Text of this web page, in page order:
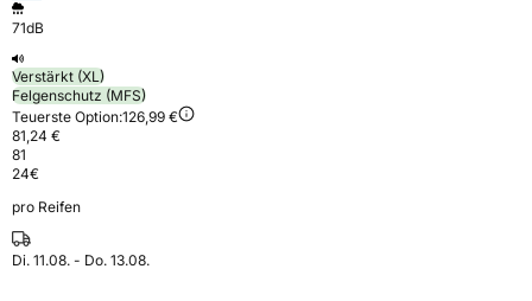
71dB
Verstärkt (XL)
Felgenschutz (MFS)
Teuerste Option:126,99 €
81,24 €
81
24€
pro Reifen
Di. 11.08. - Do. 13.08.